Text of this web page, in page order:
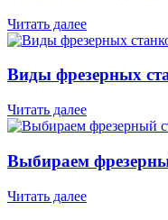
Читать далее
Виды фрезерных
Читать далее
Выбираем
Читать далее